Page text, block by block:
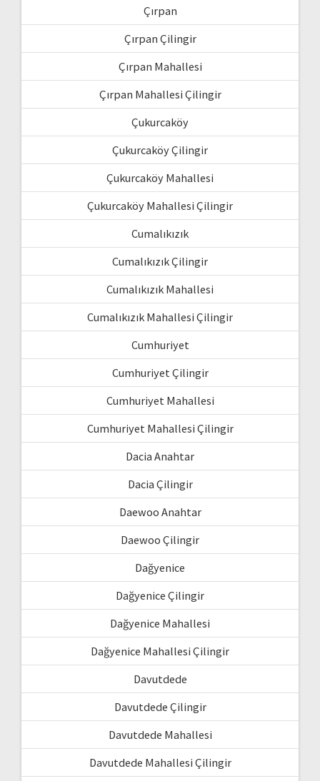
Çırpan
Çırpan Çilingir
Çırpan Mahallesi
Çırpan Mahallesi Çilingir
Çukurcaköy
Çukurcaköy Çilingir
Çukurcaköy Mahallesi
Çukurcaköy Mahallesi Çilingir
Cumalıkızık
Cumalıkızık Çilingir
Cumalıkızık Mahallesi
Cumalıkızık Mahallesi Çilingir
Cumhuriyet
Cumhuriyet Çilingir
Cumhuriyet Mahallesi
Cumhuriyet Mahallesi Çilingir
Dacia Anahtar
Dacia Çilingir
Daewoo Anahtar
Daewoo Çilingir
Dağyenice
Dağyenice Çilingir
Dağyenice Mahallesi
Dağyenice Mahallesi Çilingir
Davutdede
Davutdede Çilingir
Davutdede Mahallesi
Davutdede Mahallesi Çilingir